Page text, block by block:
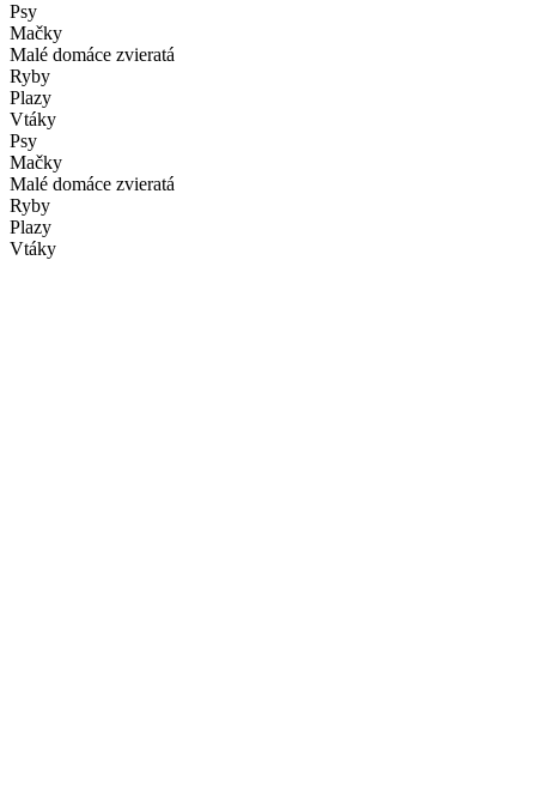
Psy
Mačky
Malé domáce zvieratá
Ryby
Plazy
Vtáky
Psy
Mačky
Malé domáce zvieratá
Ryby
Plazy
Vtáky